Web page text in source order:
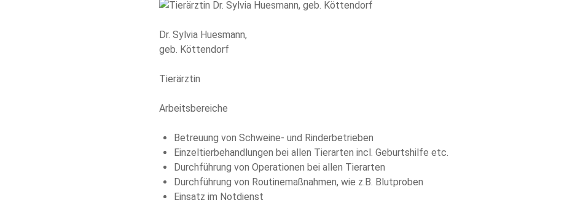
Dr. Sylvia Huesmann,
geb. Köttendorf
Tierärztin
Arbeitsbereiche
Betreuung von Schweine- und Rinderbetrieben
Einzeltierbehandlungen bei allen Tierarten incl. Geburtshilfe etc.
Durchführung von Operationen bei allen Tierarten
Durchführung von Routinemaßnahmen, wie z.B. Blutproben
Einsatz im Notdienst